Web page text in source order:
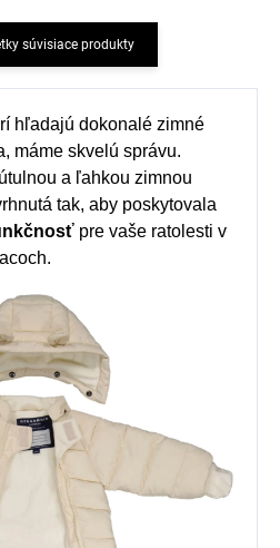
súvisiace produkty
hľadajú dokonalé zimné
máme skvelú správu.
a ľahkou zimnou
tak, aby poskytovala
pre vaše ratolesti v